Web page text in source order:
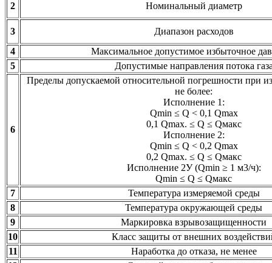
2
Номинальный диаметр
3
Диапазон расходов
4
Максимальное допустимое избыточное
5
Допустимые направления потока
6
Пределы допускаемой относительной погрешности при
не более:
Исполнение 1:
Qmin ≤ Q < 0,1 Qmax
0,1 Qmax. ≤ Q ≤ Qмакс
Исполнение 2:
Qmin ≤ Q < 0,2 Qmax
0,2 Qmax. ≤ Q ≤ Qмакс
Исполнение 2У (Qmin ≥ 1 м3/ч):
Qmin ≤ Q ≤ Qмакс
7
Температура измеряемой среды
8
Температура окружающей среды
9
Маркировка взрывозащищенности
10
Класс защиты от внешних
11
Наработка до отказа, не менее